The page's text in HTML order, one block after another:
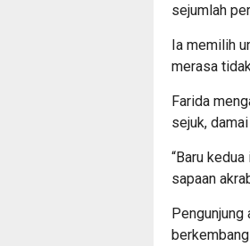
sejumlah
Ia memilih
merasa
Farida
sejuk,
“Baru
sapaan
Pengunjung